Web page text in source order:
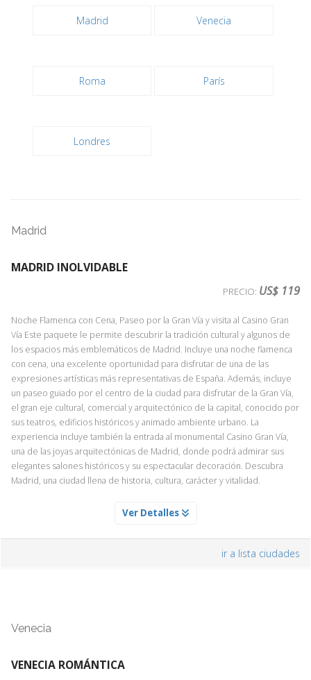
Madrid Venecia
Roma París
Londres
Madrid
MADRID INOLVIDABLE
PRECIO: US$ 119
Noche Flamenca con Cena, Paseo por la Gran Vía y visita al Casino Gran
Vía Este paquete le permite descubrir la tradición cultural y algunos de
los espacios más emblemáticos de Madrid. Incluye una noche flamenca
con cena, una excelente oportunidad para disfrutar de una de las
expresiones artísticas más representativas de España. Además, incluye
un paseo guiado por el centro de la ciudad para disfrutar de la Gran Vía,
el gran eje cultural, comercial y arquitectónico de la capital, conocido por
sus teatros, edificios históricos y animado ambiente urbano. La
experiencia incluye también la entrada al monumental Casino Gran Vía,
una de las joyas arquitectónicas de Madrid, donde podrá admirar sus
elegantes salones históricos y su espectacular decoración. Descubra
Madrid, una ciudad llena de historia, cultura, carácter y vitalidad.
NOCHE FLAMENCA CON CENA
esa liberación de carga emocional que es un espectáculo de baile
se nos viene a la mente
lenguaje propio a través de las notas y el movimiento de los
Ver Detalles
ir a lista ciudades
Venecia
VENECIA ROMÁNTICA